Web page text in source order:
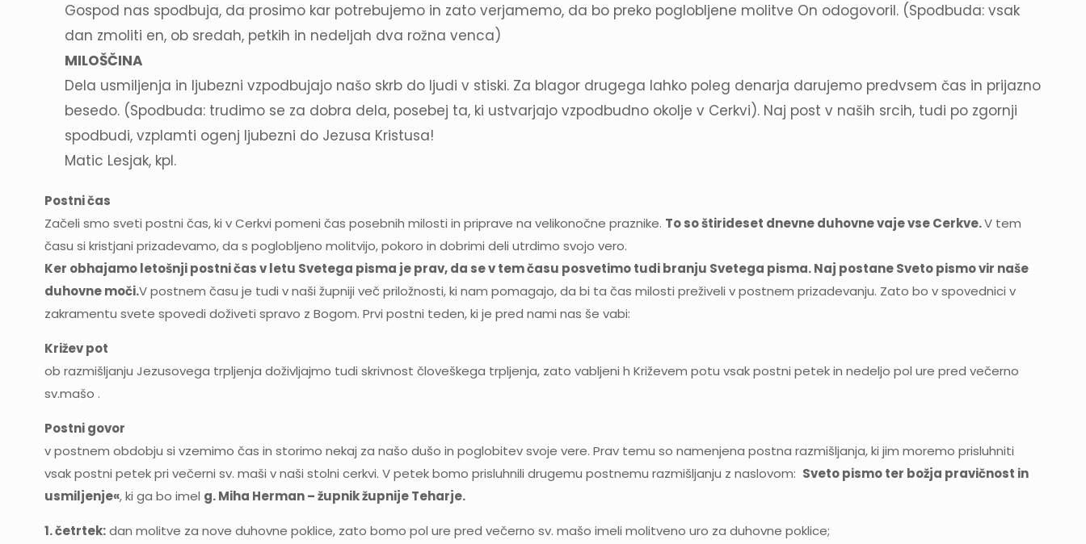
Gospod nas spodbuja, da prosimo kar potrebujemo in zato verjamemo, da bo preko poglobljene molitve On odogovoril. (Spodbuda: vsak
dan zmoliti en, ob sredah, petkih in nedeljah dva rožna venca)
MILOŠČINA
Dela usmiljenja in ljubezni vzpodbujajo našo skrb do ljudi v stiski. Za blagor drugega lahko poleg denarja darujemo predvsem čas in prijazno
besedo. (Spodbuda: trudimo se za dobra dela, posebej ta, ki ustvarjajo vzpodbudno okolje v Cerkvi). Naj post v naših srcih, tudi po zgornji
spodbudi, vzplamti ogenj ljubezni do Jezusa Kristusa!
Matic Lesjak, kpl.
Postni čas
Začeli smo sveti postni čas, ki v Cerkvi pomeni čas posebnih milosti in priprave na velikonočne praznike. To so štirideset dnevne duhovne vaje vse Cerkve.V tem
času si kristjani prizadevamo, da s poglobljeno molitvijo, pokoro in dobrimi deli utrdimo svojo vero.
Ker obhajamo letošnji postni čas v letu Svetega pisma je prav, da se v tem času posvetimo tudi branju Svetega pisma. Naj postane Sveto pismo vir naše
duhovne moči.V postnem času je tudi v naši župniji več priložnosti, ki nam pomagajo, da bi ta čas milosti preživeli v postnem prizadevanju. Zato bo v spovednici v
zakramentu svete spovedi doživeti spravo z Bogom. Prvi postni teden, ki je pred nami nas še vabi:
Križev pot
ob razmišljanju Jezusovega trpljenja doživljajmo tudi skrivnost človeškega trpljenja, zato vabljeni h Križevem potu vsak postni petek in nedeljo pol ure pred večerno
sv.mašo .
Postni govor
v postnem obdobju si vzemimo čas in storimo nekaj za našo dušo in poglobitev svoje vere. Prav temu so namenjena postna razmišljanja, ki jim moremo prisluhniti
vsak postni petek pri večerni sv. maši v naši stolni cerkvi. V petek bomo prisluhnili drugemu postnemu razmišljanju z naslovom: Sveto pismo ter božja pravičnost in
usmiljenje«, ki ga bo imel g. Miha Herman – župnik župnije Teharje.
1. četrtek:dan molitve za nove duhovne poklice, zato bomo pol ure pred večerno sv. mašo imeli molitveno uro za duhovne poklice;